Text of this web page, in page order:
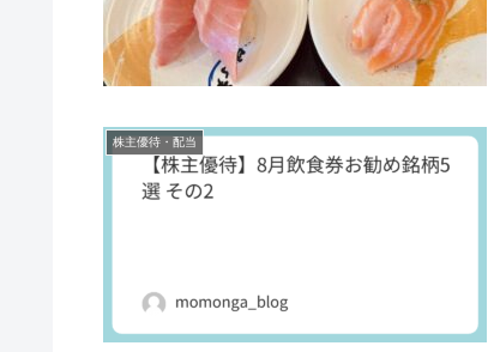
株主優待・配当